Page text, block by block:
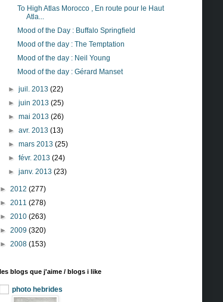
To High Atlas Morocco , En route pour le Haut
Atla...
Mood of the Day : Buffalo Springfield
Mood of the day : The Temptation
Mood of the day : Neil Young
Mood of the day : Gérard Manset
►juil. 2013(22)
►juin 2013(25)
►mai 2013(26)
►avr. 2013(13)
►mars 2013(25)
►févr. 2013(24)
►janv. 2013(23)
► 2012 (277)
► 2011 (278)
► 2010 (263)
► 2009 (320)
► 2008 (153)
les blogs que j'aime / blogs i like
photo hebrides